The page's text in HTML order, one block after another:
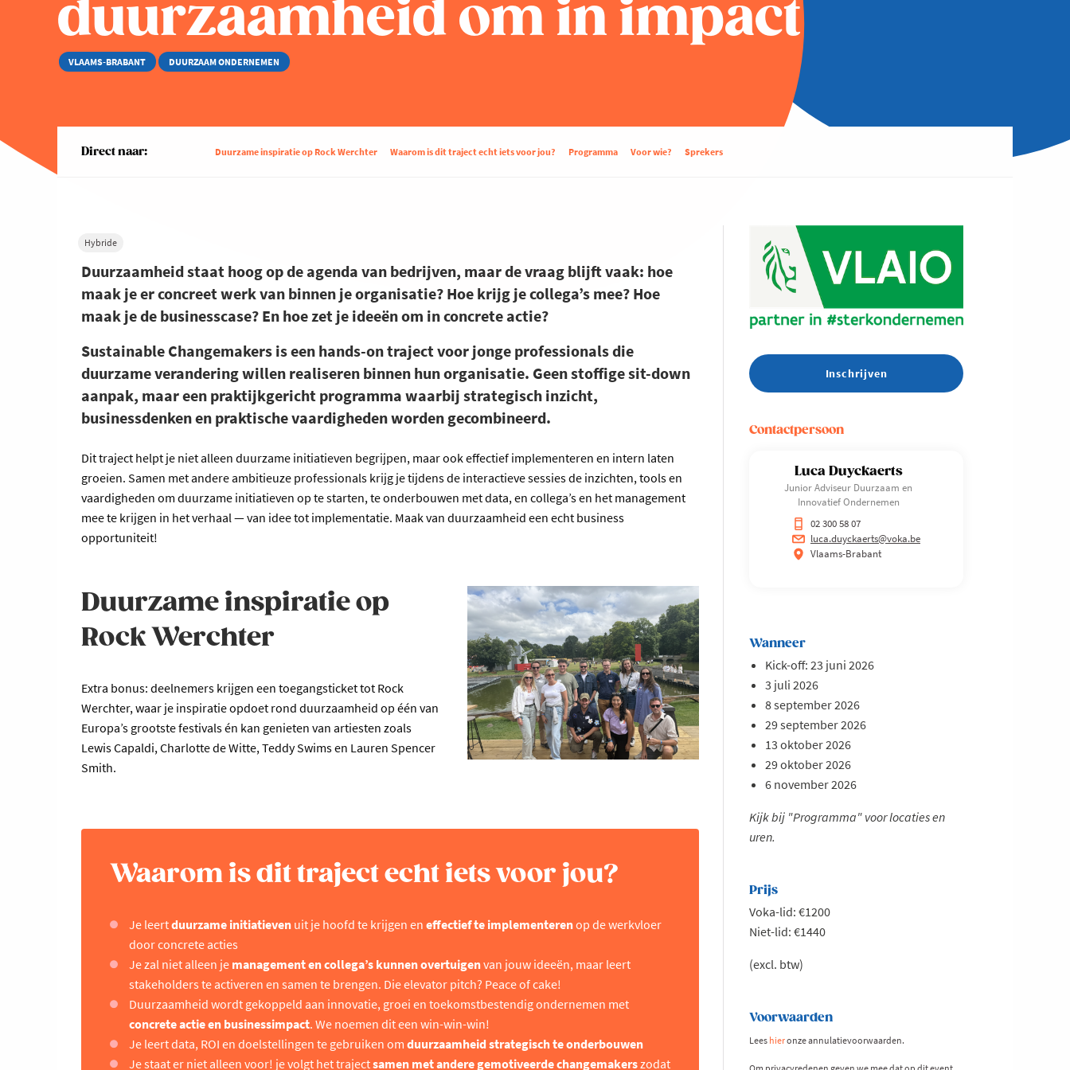
duurzaamheid om in impact
VLAAMS-BRABANT DUURZAAM ONDERNEMEN
Direct naar: Duurzame inspiratie op Rock Werchter Waarom is dit traject echt iets voor jou? Programma Voor wie? Sprekers
Hybride
Duurzaamheid staat hoog op de agenda van bedrijven, maar de vraag blijft vaak: hoe
maak je er concreet werk van binnen je organisatie? Hoe krijg je collega’s mee? Hoe
maak je de businesscase? En hoe zet je ideeën om in concrete actie?
Sustainable Changemakers is een hands-on traject voor jonge professionals die
duurzame verandering willen realiseren binnen hun organisatie. Geen stoffige sit-down
aanpak, maar een praktijkgericht programma waarbij strategisch inzicht,
businessdenken en praktische vaardigheden worden gecombineerd.
Dit traject helpt je niet alleen duurzame initiatieven begrijpen, maar ook effectief implementeren en intern laten
groeien. Samen met andere ambitieuze professionals krijg je tijdens de interactieve sessies de inzichten, tools en
vaardigheden om duurzame initiatieven op te starten, te onderbouwen met data, en collega’s en het management
mee te krijgen in het verhaal — van idee tot implementatie. Maak van duurzaamheid een echt business
opportuniteit!
Duurzame inspiratie op
Rock Werchter
Extra bonus: deelnemers krijgen een toegangsticket tot Rock
Werchter, waar je inspiratie opdoet rond duurzaamheid op één van
Europa’s grootste festivals én kan genieten van artiesten zoals
Lewis Capaldi, Charlotte de Witte, Teddy Swims en Lauren Spencer
Smith.
Waarom is dit traject echt iets voor jou?
Je leertduurzame initiatieven uit je hoofd te krijgen en effectief te implementerenop de werkvloer
door concrete acties
Je zal niet alleen je management en collega’s kunnen overtuigenvan jouw ideeën, maar leert
stakeholders te activeren en samen te brengen. Die elevator pitch? Peace of cake!
Duurzaamheid wordt gekoppeld aan innovatie, groei en toekomstbestendig ondernemen met
concrete actie en businessimpact. We noemen dit een win-win-win!
Je leert data, ROI en doelstellingen te gebruiken om duurzaamheid strategisch te onderbouwen
Je staat er niet alleen voor! je volgt het trajectsamen met andere gemotiveerde changemakerszodat
Inschrijven
Contactpersoon
Luca Duyckaerts
Junior Adviseur Duurzaam en
Innovatief Ondernemen
02 300 58 07
luca.duyckaerts@voka.be
Vlaams-Brabant
Wanneer
Kick-off: 23 juni 2026
3 juli 2026
8 september 2026
29 september 2026
13 oktober 2026
29 oktober 2026
6 november 2026
Kijk bij "Programma" voor locaties en
uren.
Prijs
Voka-lid: €1200
Niet-lid: €1440
(excl. btw)
Voorwaarden
Lees hieronze annulatievoorwaarden.